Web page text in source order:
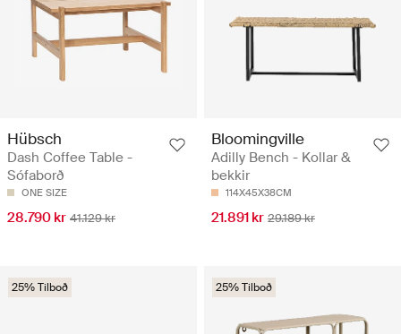
Hübsch
Dash Coffee Table -
Sófaborð
ONE SIZE
28.790 kr 41.129 kr
Bloomingville
Adilly Bench - Kollar &
bekkir
114X45X38CM
21.891 kr 29.189 kr
25% Tilboð 25% Tilboð